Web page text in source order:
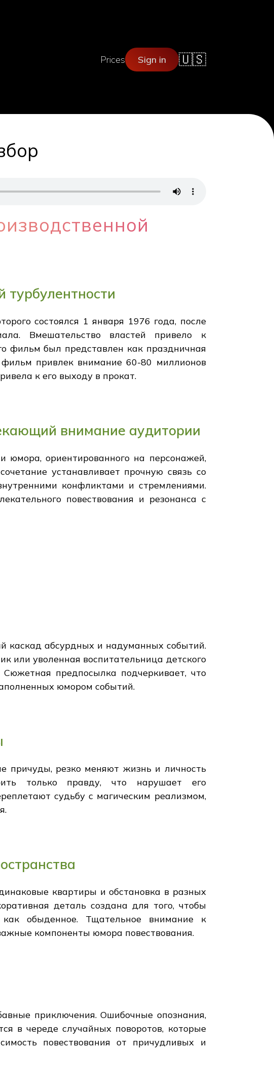
Prices Sign in 🇺🇸
состоялся 1 января 1976 года, после
Вмешательство властей привело к
фильм был представлен как праздничная
фильм привлек внимание 60-80 миллионов
к его выходу в прокат.
внимание аудитории
юмора, ориентированного на персонажей,
устанавливает прочную связь со
конфликтами и стремлениями.
повествования и резонанса с
каскад абсурдных и надуманных событий.
или уволенная воспитательница детского
предпосылка подчеркивает, что
юмором событий.
причуды, резко меняют жизнь и личность
только правду, что нарушает его
судьбу с магическим реализмом,
квартиры и обстановка в разных
деталь создана для того, чтобы
как обыденное. Тщательное внимание к
компоненты юмора повествования.
приключения. Ошибочные опознания,
в череде случайных поворотов, которые
повествования от причудливых и